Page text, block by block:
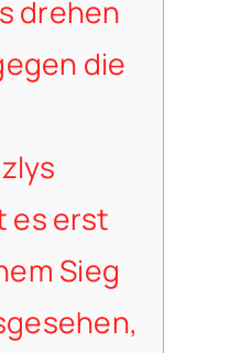
drehen
die
es erst
Sieg